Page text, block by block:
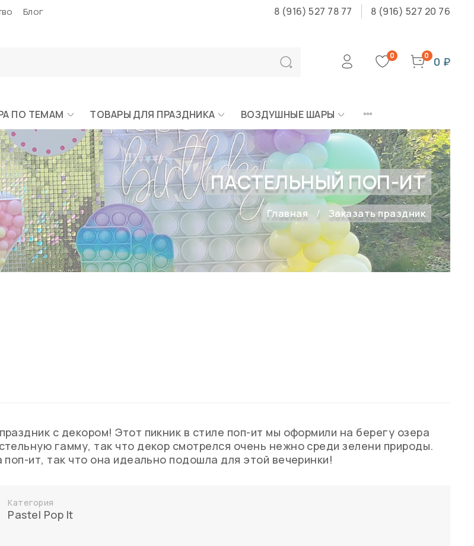
Блог 8 (916) 527 78 77 8 (916) 527 20 76
0 0 0 ₽
ПО ТЕМАМ ТОВАРЫ ДЛЯ ПРАЗДНИКА ВОЗДУШНЫЕ ШАРЫ
ПАСТЕЛЬНЫЙ ПОП-ИТ
Главная Заказать праздник
с декором! Этот пикник в стиле поп-ит мы оформили на берегу озера
гамму, так что декор смотрелся очень нежно среди зелени природы.
ит, так что она идеально подошла для этой вечеринки!
Категория
Pastel Pop It